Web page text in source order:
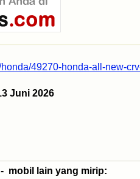
49270-honda-all-new-
Juni 2026
- mobil lain yang mirip: